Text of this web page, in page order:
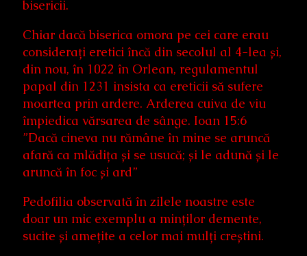
bisericii.
Chiar dacă biserica omora pe cei care erau
considerați eretici încă din secolul al 4-lea și,
din nou, în 1022 în Orlean, regulamentul
papal din 1231 insista ca ereticii să sufere
moartea prin ardere. Arderea cuiva de viu
împiedica vărsarea de sânge. Ioan 15:6
”Dacă cineva nu rămâne în mine se aruncă
afară ca mlădița și se usucă; și le adună și le
aruncă în foc și ard”
Pedofilia observată în zilele noastre este
doar un mic exemplu a minților demente,
sucite și amețite a celor mai mulți creștini.